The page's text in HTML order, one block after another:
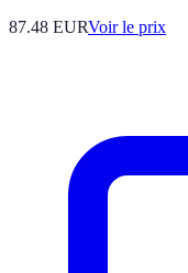
87.48 EURVoir le prix